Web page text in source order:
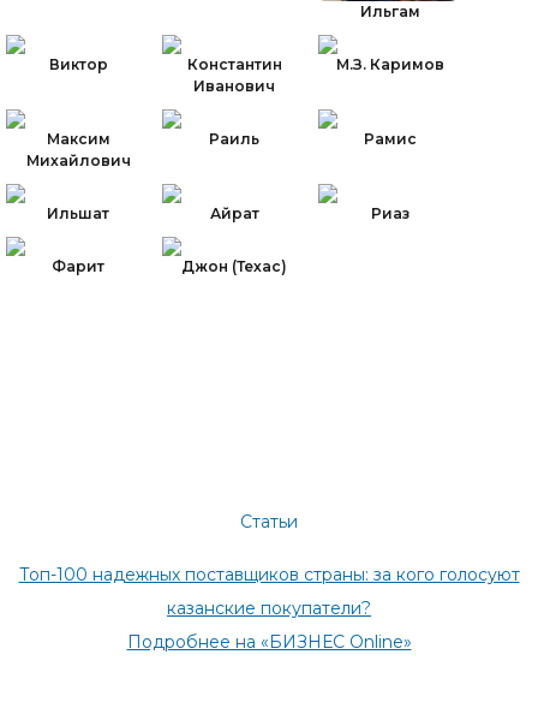
Ильгам
Виктор
Константин
Иванович
М.З. Каримов
Максим
Михайлович
Раиль Рамис
Ильшат Айрат Риаз
Фарит Джон (Техас)
Статьи
Топ-100 надежных поставщиков страны: за кого голосуют
казанские покупатели?
Подробнее на «БИЗНЕС Online»